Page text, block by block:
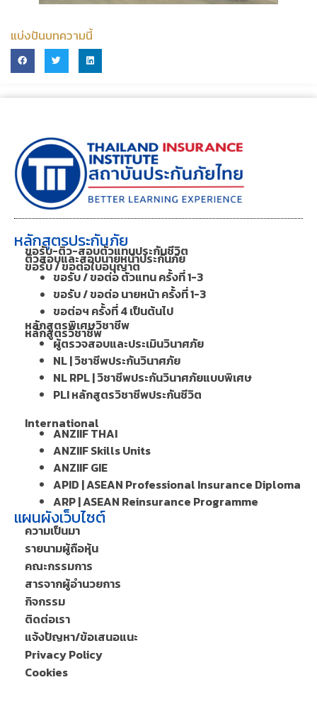
แบ่งปันบทความนี้
หลักสูตรประกันภัย
ขอรับ-ติว-สอบตัวแทนประกันชีวิต
ติวสอบและสอบนายหน้าประกันภัย
ขอรับ / ขอต่อใบอนุญาต
ขอรับ / ขอต่อ ตัวแทน ครั้งที่ 1-3
ขอรับ / ขอต่อ นายหน้า ครั้งที่ 1-3
ขอต่อฯ ครั้งที่ 4 เป็นต้นไป
หลักสูตรพิเศษวิชาชีพ
หลักสูตรวิชาชีพ
ผู้ตรวจสอบและประเมินวินาศภัย
NL | วิชาชีพประกันวินาศภัย
NL RPL | วิชาชีพประกันวินาศภัยแบบพิเศษ
PLI หลักสูตรวิชาชีพประกันชีวิต
International
ANZIIF THAI
ANZIIF Skills Units
ANZIIF GIE
APID | ASEAN Professional Insurance Diploma
ARP | ASEAN Reinsurance Programme
แผนผังเว็บไซต์
ความเป็นมา
รายนามผู้ถือหุ้น
คณะกรรมการ
สารจากผู้อำนวยการ
กิจกรรม
ติดต่อเรา
แจ้งปัญหา/ข้อเสนอแนะ
Privacy Policy
Cookies